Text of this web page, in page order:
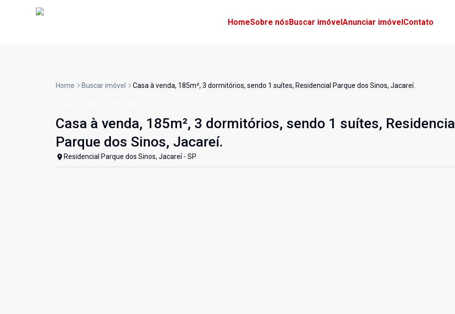
HomeSobre nósBuscar imóvelAnunciar imóvelContato
Home Buscar imóvel Casa à venda, 185m², 3 dormitórios, sendo 1 suítes, Residencial Parque dos Sinos, Jacareí.
Casa à venda, 185m², 3 dormitórios, sendo 1 suítes, Residencial
Parque dos Sinos, Jacareí.
Residencial Parque dos Sinos, Jacareí - SP